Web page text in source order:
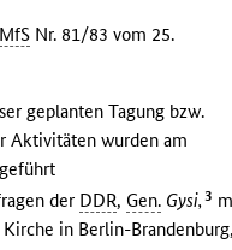
MfS Nr. 81/83 vom 25.
geplanten Tagung bzw.
Aktivitäten wurden am
der DDR, Gen. Gysi,3
in Berlin-